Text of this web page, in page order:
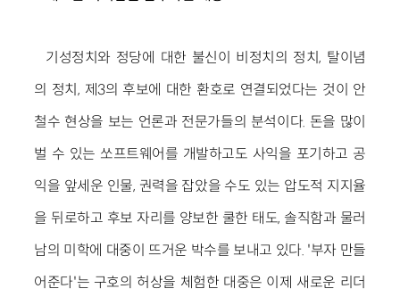
기성정치와 정당에 대한 불신이 비정치의 정치, 탈이념
의 정치, 제3의 후보에 대한 환호로 연결되었다는 것이 안
철수 현상을 보는 언론과 전문가들의 분석이다. 돈을 많이
벌 수 있는 쏘프트웨어를 개발하고도 사익을 포기하고 공
익을 앞세운 인물, 권력을 잡았을 수도 있는 압도적 지지율
을 뒤로하고 후보 자리를 양보한 쿨한 태도, 솔직함과 물러
남의 미학에 대중이 뜨거운 박수를 보내고 있다. '부자 만들
어준다'는 구호의 허상을 체험한 대중은 이제 새로운 리더